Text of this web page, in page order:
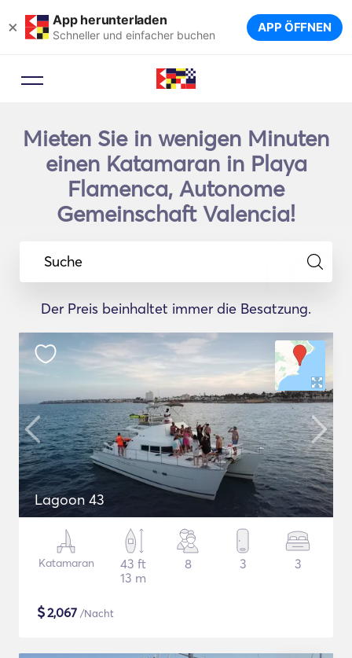
× App herunterladen
Schneller und einfacher buchen APP ÖFFNEN
Mieten Sie in wenigen Minuten
einen Katamaran in Playa
Flamenca, Autonome
Gemeinschaft Valencia!
Suche
Der Preis beinhaltet immer die Besatzung.
Lagoon 43
Katamaran
43 ft
13 m
8 3 3
$2,067 /Nacht